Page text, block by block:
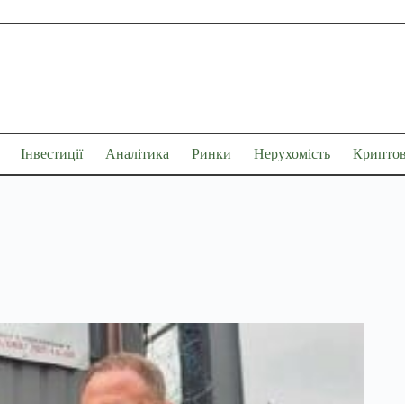
Інвестиції Аналітика Ринки Нерухомість